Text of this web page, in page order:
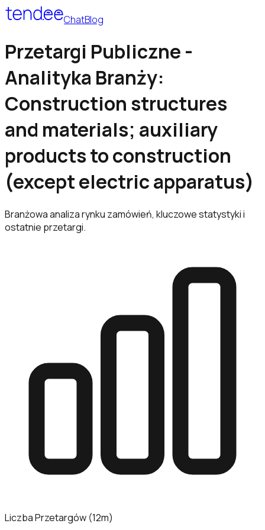
ChatBlog
Przetargi Publiczne -
Analityka Branży:
Construction structures
and materials; auxiliary
products to construction
(except electric apparatus)
Branżowa analiza rynku zamówień, kluczowe statystyki i
ostatnie przetargi.
Liczba Przetargów (12m)